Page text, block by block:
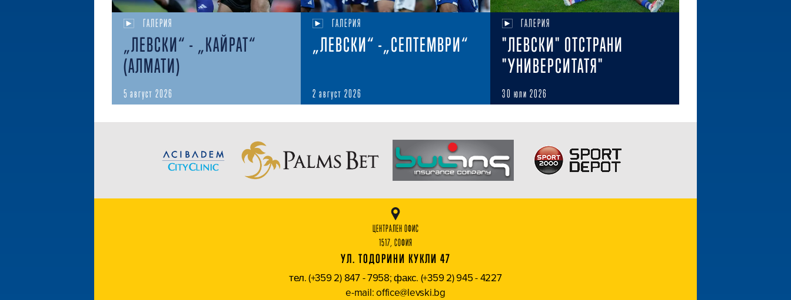
ГАЛЕРИЯ
„ЛЕВСКИ“ - „КАЙРАТ“
(АЛМАТИ)
5 август 2026
ГАЛЕРИЯ
„ЛЕВСКИ“ -„СЕПТЕМВРИ“
2 август 2026
ГАЛЕРИЯ
"ЛЕВСКИ" ОТСТРАНИ
"УНИВЕРСИТАТЯ"
30 юли 2026
ЦЕНТРАЛЕН ОФИС
1517, СОФИЯ
УЛ. ТОДОРИНИ КУКЛИ 47
тел. (+359 2) 847 - 7958; факс. (+359 2) 945 - 4227
e-mail: office@levski.bg